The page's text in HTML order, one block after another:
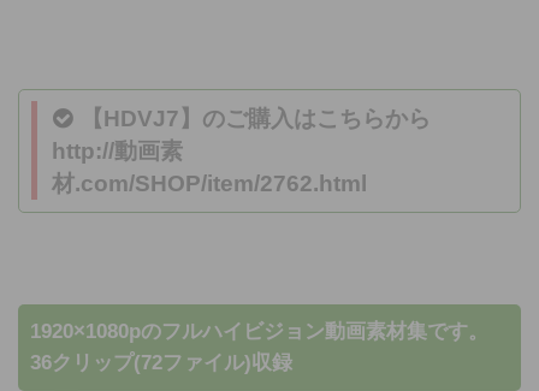
【HDVJ7】のご購入はこちらから
http://動画素
材.com/SHOP/item/2762.html
1920×1080pのフルハイビジョン動画素材集です。
36クリップ(72ファイル)収録